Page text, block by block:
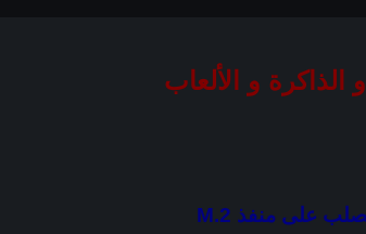
الذاكرة و الألعاب